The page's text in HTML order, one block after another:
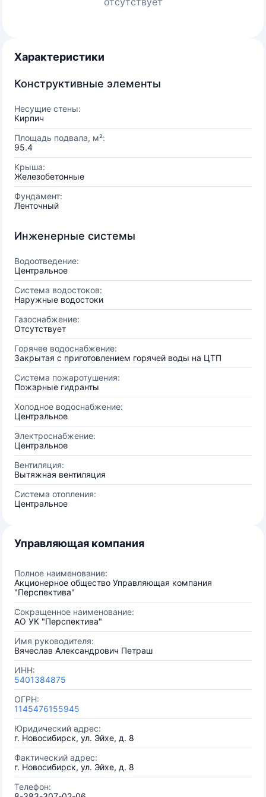
Характеристики
Конструктивные элементы
Несущие стены:
Кирпич
Площадь подвала, м²:
95.4
Крыша:
Железобетонные
Фундамент:
Ленточный
Инженерные системы
Водоотведение:
Центральное
Система водостоков:
Наружные водостоки
Газоснабжение:
Отсутствует
Горячее водоснабжение:
Закрытая с приготовлением горячей воды на ЦТП
Система пожаротушения:
Пожарные гидранты
Холодное водоснабжение:
Центральное
Электроснабжение:
Центральное
Вентиляция:
Вытяжная вентиляция
Система отопления:
Центральное
Управляющая компания
Полное наименование:
Акционерное общество Управляющая компания
"Перспектива"
Сокращенное наименование:
АО УК "Перспектива"
Имя руководителя:
Вячеслав Александрович Петраш
ИНН:
5401384875
ОГРН:
1145476155945
Юридический адрес:
г. Новосибирск, ул. Эйхе, д. 8
Фактический адрес:
г. Новосибирск, ул. Эйхе, д. 8
Телефон: